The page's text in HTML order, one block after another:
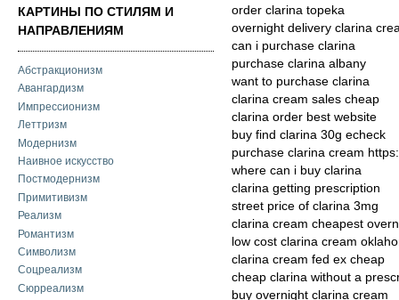
КАРТИНЫ ПО СТИЛЯМ И
НАПРАВЛЕНИЯМ
Абстракционизм
Авангардизм
Импрессионизм
Леттризм
Модернизм
Наивное искусство
Постмодернизм
Примитивизм
Реализм
Романтизм
Символизм
Соцреализм
Сюрреализм
order clarina topeka
overnight delivery clarina
can i purchase clarina
purchase clarina albany
want to purchase clarina
clarina cream sales cheap
clarina order best website
buy find clarina 30g echeck
purchase clarina cream
where can i buy clarina
clarina getting prescription
street price of clarina 3mg
clarina cream cheapest
low cost clarina cream
clarina cream fed ex cheap
cheap clarina without a
buy overnight clarina cream